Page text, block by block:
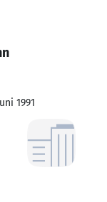
1991